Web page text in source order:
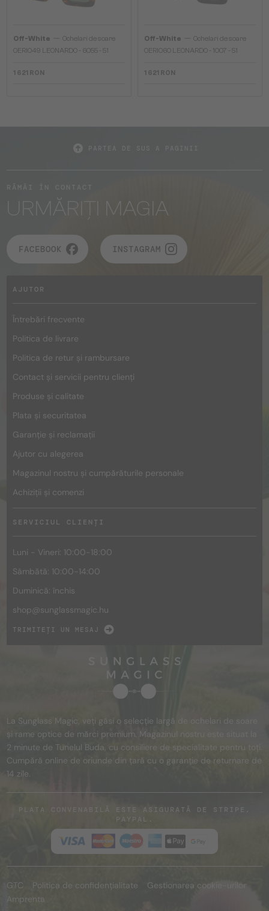
Off-White
Ochelari de soare
OERI049 LEONARDO - 6055 - 51
1 621 RON
Off-White
Ochelari de soare
OERI060 LEONARDO - 1007 - 51
1 621 RON
URMĂRIȚI MAGIA
FACEBOOK INSTAGRAM
AJUTOR
Întrebări frecvente
Politica de livrare
Politica de retur și rambursare
Contact și servicii pentru clienți
Produse și calitate
Plata și securitatea
Garanție și reclamații
Ajutor cu alegerea
Magazinul nostru și cumpărăturile personale
Achiziții și comenzi
SERVICIUL CLIENȚI
Luni - Vineri: 10:00-18:00
Sâmbătă: 10:00-14:00
Duminică: închis
shop@sunglassmagic.hu
TRIMITEȚI UN MESAJ
La Sunglass Magic, veți găsi o selecție largă de ochelari de soare
și rame optice de mărci premium. Magazinul nostru este situat la
2 minute de Tunelul Buda, cu consiliere de specialitate pentru toți.
Cumpără online de oriunde din țară cu o garanție de returnare de
14 zile.
PLATA CONVENABILĂ ESTE ASIGURATĂ DE STRIPE,
PAYPAL.
GTC Politica de confidențialitate
Gestionarea cookie-urilor
Amprenta